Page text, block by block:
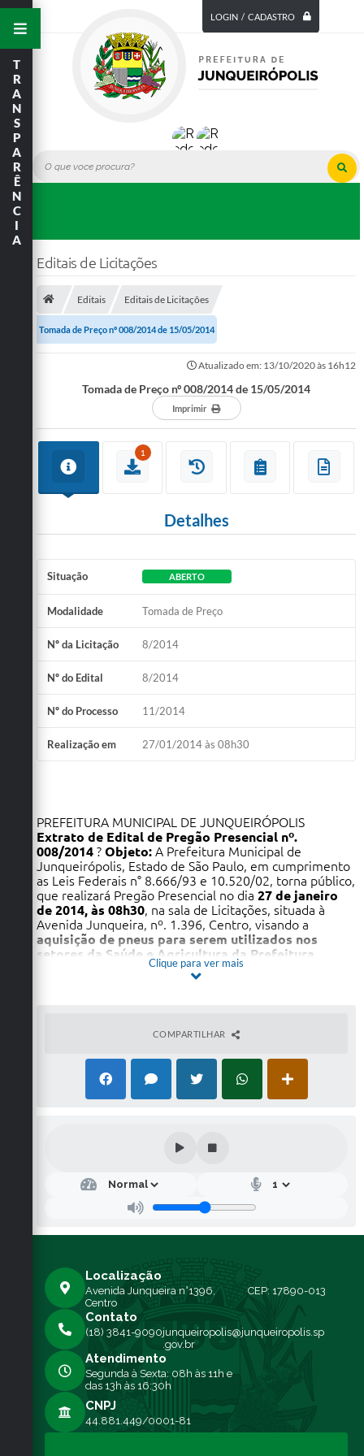
LOGIN / CADASTRO
T
R
A
N
S
P
A
R
Ê
N
C
I
A
Editais de Licitações
Editais Editais de Licitações
Tomada de Preço nº 008/2014 de 15/05/2014
Atualizado em: 13/10/2020 às 16h12
Tomada de Preço nº 008/2014 de 15/05/2014
Imprimir
1
Detalhes
Situação ABERTO
Modalidade Tomada de Preço
Nº da Licitação 8/2014
Nº do Edital 8/2014
Nº do Processo 11/2014
Realização em 27/01/2014 às 08h30
PREFEITURA MUNICIPAL DE JUNQUEIRÓPOLIS
Extrato de Edital de Pregão Presencial nº.
008/2014 ? Objeto: A Prefeitura Municipal de
Junqueirópolis, Estado de São Paulo, em cumprimento
as Leis Federais n° 8.666/93 e 10.520/02, torna público,
que realizará Pregão Presencial no dia 27 de janeiro
de 2014, às 08h30, na sala de Licitações, situada à
Avenida Junqueira, nº. 1.396, Centro, visando a
aquisição de pneus para serem utilizados nos
setores da Saúde e Agricultura da Prefeitura
Municipal de Junqueirópolis.O Edital do presente
Pregão Presencial em sua íntegra poderá ser retirado
prestados pelo Setor de Licitações, nos dias de
expediente, no horário das 08h00 às 11h00 e das
13h00 às 16h30, através do telefone (18) 3841-9090.
Junqueirópolis/SP, 13 de janeiro de 2014.
Adílio Carlos Bortolatto Beloti, Diretor de Saúde.
Clique para ver mais
COMPARTILHAR
Localização
Avenida Junqueira n°1396,
Centro
CEP: 17890-013
Contato
(18) 3841-9090junqueiropolis@junqueiropolis.sp
.gov.br
Atendimento
Segunda à Sexta: 08h às 11h e
das 13h às 16:30h
CNPJ
44.881.449/0001-81